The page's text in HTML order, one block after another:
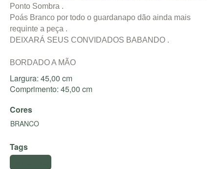
Ponto Sombra .
Poás Branco por todo o guardanapo dão ainda mais
requinte a peça .
DEIXARÁ SEUS CONVIDADOS BABANDO .
BORDADO A MÃO
Largura: 45,00 cm
Comprimento: 45,00 cm
Cores
BRANCO
Tags